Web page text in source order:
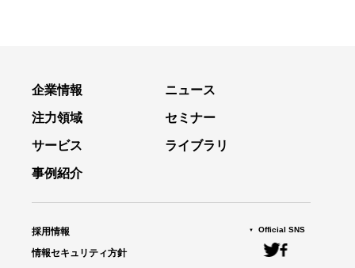
企業情報
注力領域
サービス
事例紹介
ニュース
セミナー
ライブラリ
採用情報
情報セキュリティ方針
Official SNS